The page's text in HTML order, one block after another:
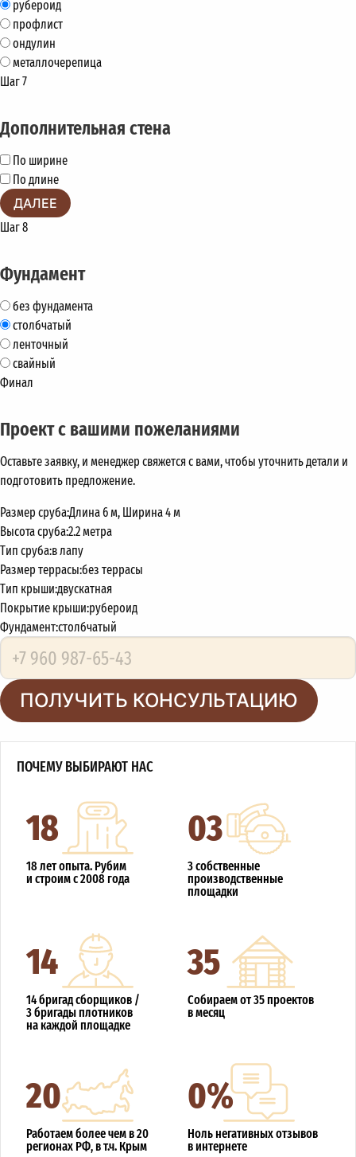
рубероид
профлист
ондулин
металлочерепица
Шаг 7
Дополнительная стена
По ширине
По длине
ДАЛЕЕ
Шаг 8
Фундамент
без фундамента
столбчатый
ленточный
свайный
Финал
Проект с вашими пожеланиями
Оставьте заявку, и менеджер свяжется с вами, чтобы уточнить детали и
подготовить предложение.
Размер сруба:Длина 6 м, Ширина 4 м
Высота сруба:2.2 метра
Тип сруба:в лапу
Размер террасы:без террасы
Тип крыши:двускатная
Покрытие крыши:рубероид
Фундамент:столбчатый
ПОЛУЧИТЬ КОНСУЛЬТАЦИЮ
ПОЧЕМУ ВЫБИРАЮТ НАС
18
18 лет опыта. Рубим
и строим с 2008 года
03
3 собственные
производственные
площадки
14
14 бригад сборщиков /
3 бригады плотников
на каждой площадке
35
Собираем от 35 проектов
в месяц
20
Работаем более чем в 20
регионах РФ, в т.ч. Крым
0%
Ноль негативных отзывов
в интернете